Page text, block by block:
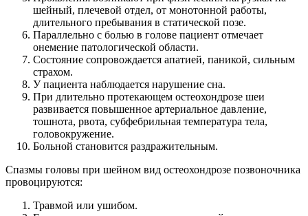
шейный, плечевой отдел, от монотонной работы,
длительного пребывания в статической позе.
Параллельно с болью в голове пациент отмечает
онемение патологической области.
Состояние сопровождается апатией, паникой, сильным
страхом.
У пациента наблюдается нарушение сна.
При длительно протекающем остеохондрозе шеи
развивается повышенное артериальное давление,
тошнота, рвота, субфебрильная температура тела,
головокружение.
Больной становится раздражительным.
Спазмы головы при шейном вид остеохондрозе позвоночника
провоцируются:
Травмой или ушибом.